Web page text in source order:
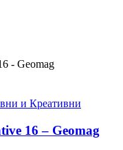
и Креативни
16 – Geomag